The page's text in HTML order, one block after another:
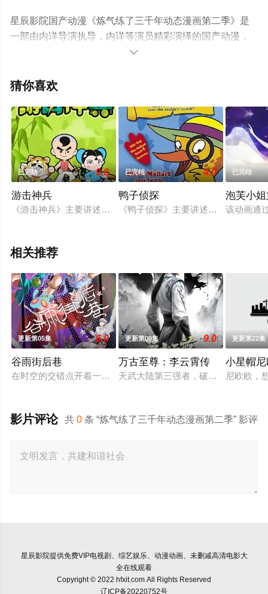
星辰影院国产动漫《炼气练了三千年动态漫画第二季》是
一部由内详导演执导，内详等演员精彩演绎的国产动漫，
大结局剧情已揭晓（完结），手机免费观看高清无删减完
动漫、电视猫或剧情网等平台了解。

猜你喜欢
已完结 9.0
游击神兵
《游击神兵》主要讲述了抗日战争时期，华北平原上一座偏僻
已完结 4.0
鸭子侦探
《鸭子侦探》主要讲述鸭子侦探梅
已完结
泡芙小
该动画通
相关推荐
更新第05集 6.0
谷雨街后巷
在时空的交错点开着一间酒馆——谷雨街后巷。 无论城市的角落
更新第09集 9.0
万古至尊：李云霄传
天武大陆第三强者，破军武帝古飞扬
更新第22集
小星帽
尼欧欧，
共0 条 “炼气练了三千年动态漫画第二季” 影评
影片评论
星辰影院提供免费VIP电视剧、综艺娱乐、动漫动画、未删减高清电影大
全在线观看
Copyright © 2022 hfxit.com All Rights Reserved
辽ICP备20220752号